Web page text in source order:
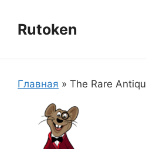
содержимому
Rutoken
Главная » The Rare